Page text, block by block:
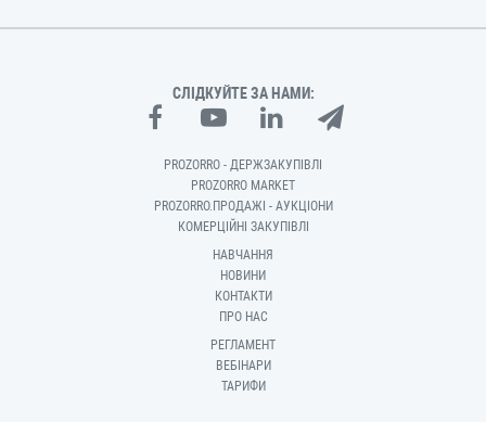
СЛІДКУЙТЕ ЗА НАМИ:
PROZORRO - ДЕРЖЗАКУПІВЛІ
PROZORRO MARKET
PROZORRO.ПРОДАЖІ - АУКЦІОНИ
КОМЕРЦІЙНІ ЗАКУПІВЛІ
НАВЧАННЯ
НОВИНИ
КОНТАКТИ
ПРО НАС
РЕГЛАМЕНТ
ВЕБІНАРИ
ТАРИФИ